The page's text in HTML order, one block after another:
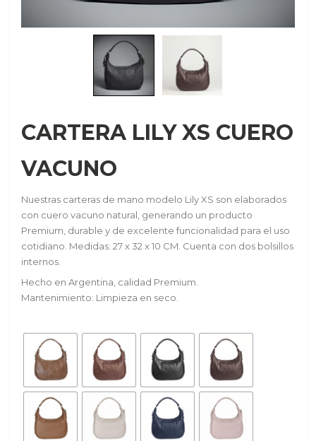
CARTERA LILY XS CUERO
VACUNO
Nuestras carteras de mano modelo Lily XS son elaborados
con cuero vacuno natural, generando un producto
Premium, durable y de excelente funcionalidad para el uso
cotidiano. Medidas: 27 x 32 x 10 CM. Cuenta con dos bolsillos
internos.
Hecho en Argentina, calidad Premium.
Mantenimiento: Limpieza en seco.